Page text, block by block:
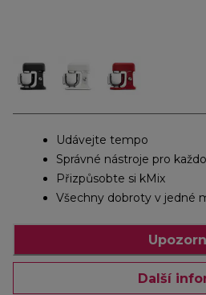
Udávejte tempo
Správné nástroje pro
Přizpůsobte si kMix
Všechny dobroty v jedné
Další